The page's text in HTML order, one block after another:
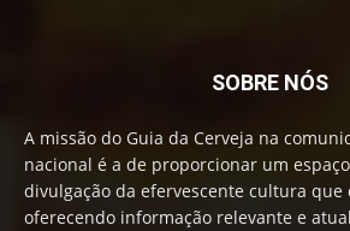
SOBRE NÓS
A missão do Guia da Cerveja na
nacional é a de proporcionar um
divulgação da efervescente cultura que
oferecendo informação relevante e